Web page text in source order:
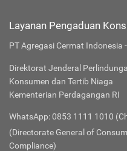
Layanan Pengaduan
PT Agregasi Cermat Indonesia
Direktorat Jenderal
Konsumen dan Tertib Niaga
Kementerian Perdagangan RI
WhatsApp: 0853 1111 1010
(Directorate General of
Compliance)